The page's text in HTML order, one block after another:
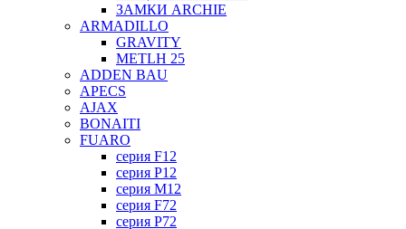
ЗАМКИ ARCHIE
ARMADILLO
GRAVITY
METLH 25
ADDEN BAU
APECS
AJAX
BONAITI
FUARO
серия F12
серия P12
серия M12
серия F72
серия P72